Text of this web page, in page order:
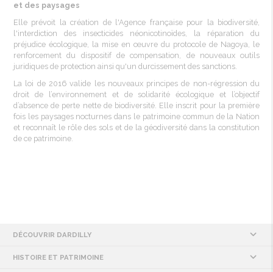
et des paysages
Elle prévoit lacréation de l'Agence françaisepour la biodiversité,
l'interdiction des insecticides néonicotinoïdes, la réparation du
préjudice écologique, la miseen œuvre du protocole de Nagoya, le
renforcementdu dispositifde compensation, de nouveauxoutils
juridiquesde protection ainsi qu'un durcissementdes sanctions.
La loi de 2016valide les nouveaux principes de non-régression du
droitde l’environnement et de solidarité écologique et l’objectif
d’absence de perte nettede biodiversité. Elle inscrit pour la première
foisles paysages nocturnes dans le patrimoine commun de la Nation
et reconnaîtle rôledes sols et de lagéodiversité dans la constitution
de ce patrimoine.
DÉCOUVRIR DARDILLY
HISTOIRE ET PATRIMOINE